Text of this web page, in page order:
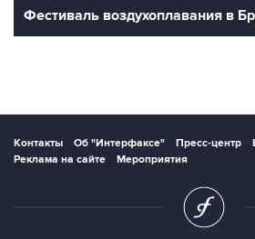
Фестиваль воздухоплавания в
Контакты Об "Интерфаксе" Пресс-центр
Реклама на сайте
Мероприятия